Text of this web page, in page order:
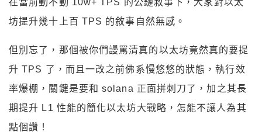
坊提升幾十上百 TPS 的敘事自然無感。
但別忘了，那個被你們謾罵清真的以太坊竟然真的要提
升 TPS 了，而且一改之前佛系慢悠悠的狀態，執行效
率爆棚，關鍵是要和 solana 正面拼刺刀了，加之其長
期提升 L1 性能的簡化以太坊大戰略，怎能不讓人為其
點個讚！